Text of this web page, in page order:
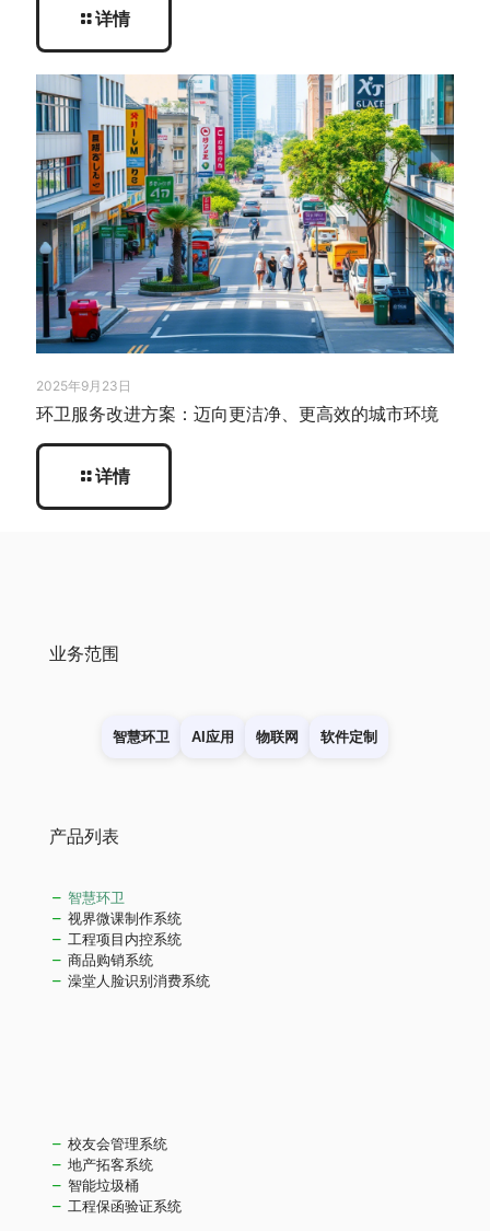
详情
2025年9月23日
环卫服务改进方案：迈向更洁净、更高效的城市环境
详情
业务范围
智慧环卫 AI应用 物联网 软件定制
产品列表
智慧环卫
视界微课制作系统
工程项目内控系统
商品购销系统
澡堂人脸识别消费系统
校友会管理系统
地产拓客系统
智能垃圾桶
工程保函验证系统